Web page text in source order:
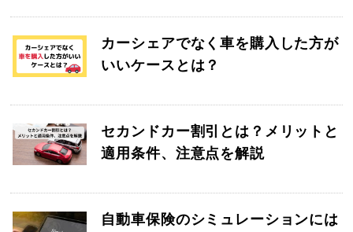
カーシェアでなく車を購入した方が
いいケースとは？
セカンドカー割引とは？メリットと
適用条件、注意点を解説
自動車保険のシミュレーションには